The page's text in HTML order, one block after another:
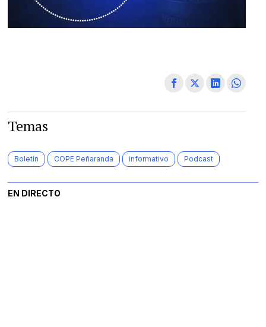
Temas
Boletín COPE Peñaranda informativo Podcast
EN DIRECTO